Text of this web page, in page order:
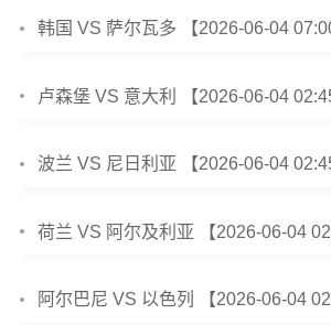
韩国 VS 萨尔瓦多 【2026-06-04
卢森堡 VS 意大利 【2026-06-04
波兰 VS 尼日利亚 【2026-06-04
荷兰 VS 阿尔及利亚 【2026-06-04
阿尔巴尼 VS 以色列 【2026-06-04